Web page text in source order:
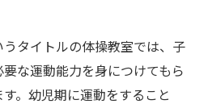
タイトルの体操教室では、子
な運動能力を身につけてもら
。幼児期に運動をすること